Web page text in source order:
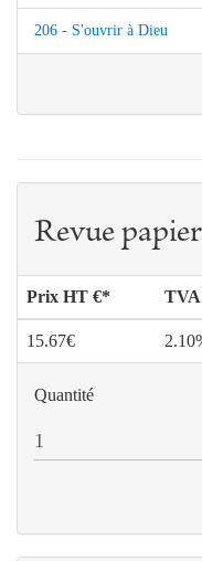
206 - S'ouvrir à Dieu
Revue papier
Prix HT €*
15.67€
Quantité